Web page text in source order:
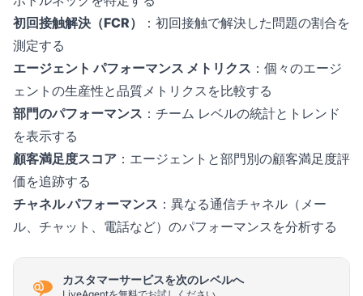
初回接触解決（FCR）
：初回接触で解決した問題の割合を
測定する
エージェント パフォーマンス メトリクス ：個々のエージ
ェントの生産性と品質メトリクスを比較する
部門のパフォーマンス ：チーム レベルの統計とトレンド
を表示する
顧客満足度スコア ：エージェントと部門別の顧客満足度評
価を追跡する
チャネル パフォーマンス ：異なる通信チャネル（メー
ル、チャット、電話など）のパフォーマンスを分析する
カスタマーサービスを次のレベルへ